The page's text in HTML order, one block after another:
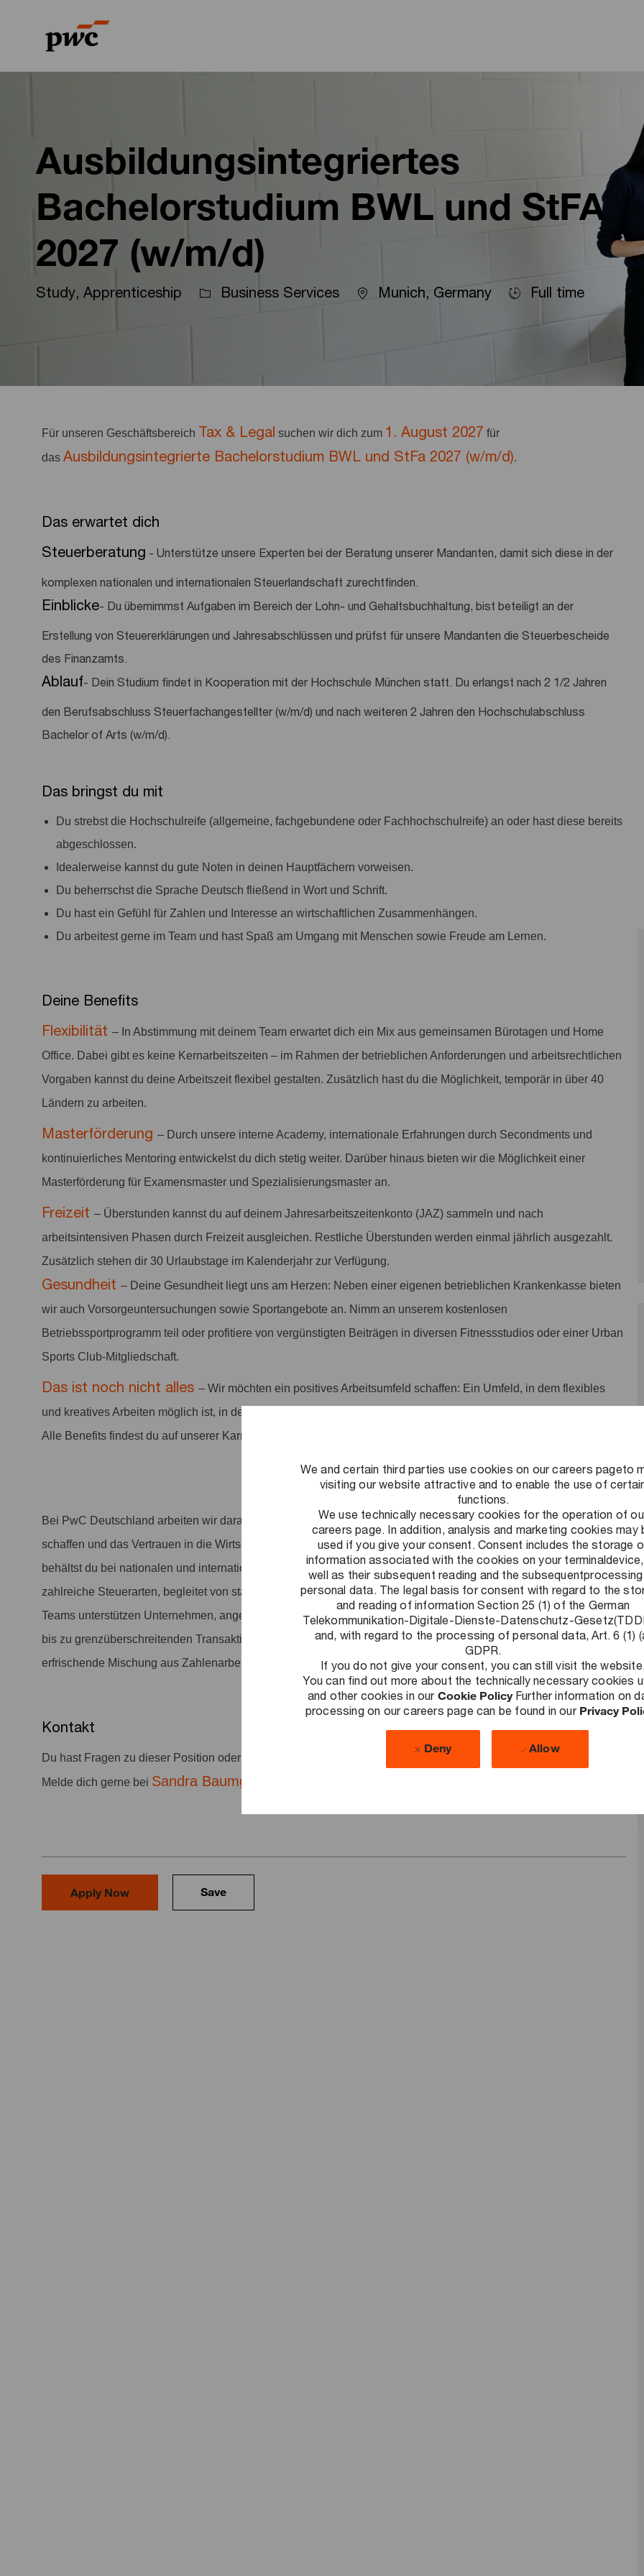
We and certain third parties use cookies on our careers pageto
visiting our website attractive and to enable the use of
functions.
We use technically necessary cookies for the operation of
careers page. In addition, analysis and marketing cookies may
used if you give your consent. Consent includes the storage
information associated with the cookies on your
well as their subsequent reading and the
personal data. The legal basis for consent with regard to the
and reading of information Section 25 (1) of the German
Telekommunikation-Digitale-Dienste-Datenschutz-
and, with regard to the processing of personal data, Art. 6 (1)
GDPR.
If you do not give your consent, you can still visit the
You can find out more about the technically necessary cookies
and other cookies in our Cookie Policy Further information on
processing on our careers page can be found in our Privacy
Deny Allow
Ausbildungsintegriertes
Bachelorstudium BWL und StFA
2027 (w/m/d)
Study, Apprenticeship Business Services Location
Munich, Germany Full time
Für unseren Geschäftsbereich Tax & Legal suchen wir dich zum 1. August 2027 für
das Ausbildungsintegrierte Bachelorstudium BWL und StFa 2027 (w/m/d).
Das erwartet dich
Steuerberatung - Unterstütze unsere Experten bei der Beratung unserer Mandanten, damit sich diese in der
komplexen nationalen und internationalen Steuerlandschaft zurechtfinden.
Einblicke- Du übernimmst Aufgaben im Bereich der Lohn- und Gehaltsbuchhaltung, bist beteiligt an der
Erstellung von Steuererklärungen und Jahresabschlüssen und prüfst für unsere Mandanten die Steuerbescheide
des Finanzamts.
Ablauf- Dein Studium findet in Kooperation mit der Hochschule München statt. Du erlangst nach 2 1/2 Jahren
den Berufsabschluss Steuerfachangestellter (w/m/d) und nach weiteren 2 Jahren den Hochschulabschluss
Bachelor of Arts (w/m/d).
Das bringst du mit
Du strebst die Hochschulreife (allgemeine, fachgebundene oder Fachhochschulreife) an oder hast diese bereits
abgeschlossen.
Idealerweise kannst du gute Noten in deinen Hauptfächern vorweisen.
Du beherrschst die Sprache Deutsch fließend in Wort und Schrift.
Du hast ein Gefühl für Zahlen und Interesse an wirtschaftlichen Zusammenhängen.
Du arbeitest gerne im Team und hast Spaß am Umgang mit Menschen sowie Freude am Lernen.
Deine Benefits
Flexibilität – In Abstimmung mit deinem Team erwartet dich ein Mix aus gemeinsamen Bürotagen und Home
Office. Dabei gibt es keine Kernarbeitszeiten – im Rahmen der betrieblichen Anforderungen und arbeitsrechtlichen
Vorgaben kannst du deine Arbeitszeit flexibel gestalten. Zusätzlich hast du die Möglichkeit, temporär in über 40
Ländern zu arbeiten.
Masterförderung – Durch unsere interne Academy, internationale Erfahrungen durch Secondments und
kontinuierliches Mentoring entwickelst du dich stetig weiter. Darüber hinaus bieten wir die Möglichkeit einer
Masterförderung für Examensmaster und Spezialisierungsmaster an.
Freizeit – Überstunden kannst du auf deinem Jahresarbeitszeitenkonto (JAZ) sammeln und nach
arbeitsintensiven Phasen durch Freizeit ausgleichen. Restliche Überstunden werden einmal jährlich ausgezahlt.
Zusätzlich stehen dir 30 Urlaubstage im Kalenderjahr zur Verfügung.
Gesundheit – Deine Gesundheit liegt uns am Herzen: Neben einer eigenen betrieblichen Krankenkasse bieten
wir auch Vorsorgeuntersuchungen sowie Sportangebote an. Nimm an unserem kostenlosen
Betriebssportprogramm teil oder profitiere von vergünstigten Beiträgen in diversen Fitnessstudios oder einer Urban
Sports Club-Mitgliedschaft.
Das ist noch nicht alles – Wir möchten ein positives Arbeitsumfeld schaffen: Ein Umfeld, in dem flexibles
und kreatives Arbeiten möglich ist, in dem Arbeit anerkannt und Leistung honoriert wird und auf das wir stolz sind.
Alle Benefits findest du auf unserer Karriereseite.
Bei PwC Deutschland arbeiten wir daran, entscheidende Herausforderungen zu lösen, nachhaltige Ergebnisse zu
schaffen und das Vertrauen in die Wirtschaft und Gesellschaft auszubauen. Als Teil der Tax Solutions Teams
behältst du bei nationalen und internationalen Steuerthemen den Durchblick. Allein in Deutschland existieren
zahlreiche Steuerarten, begleitet von ständigen Gesetzesänderungen. Unsere nationalen und internationalen
Teams unterstützen Unternehmen, angefangen bei Buchführung und Steuererklärungen über Restrukturierungen
bis zu grenzüberschreitenden Transaktionen. Mit einem tollen Team erlebst du vielseitige Aufgaben und eine
erfrischende Mischung aus Zahlenarbeit und direktem Mandantenkontakt.
Kontakt
Du hast Fragen zu dieser Position oder deiner Bewerbung?
Melde dich gerne bei Sandra Baumgart-Witte
Apply Now Save